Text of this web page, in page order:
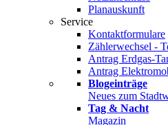
Planauskunft
Service
Kontaktformulare
Zählerwechsel -
Antrag Erdgas-
Antrag
Blogeinträge
Neues zum
Tag & Nacht
Magazin